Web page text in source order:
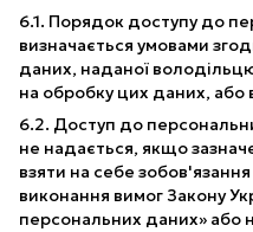
6.1. Порядок доступу до
визначається умовами
даних, наданої
на обробку цих даних, або
6.2. Доступ до
не надається, якщо
взяти на себе
виконання вимог Закону
персональних даних» або